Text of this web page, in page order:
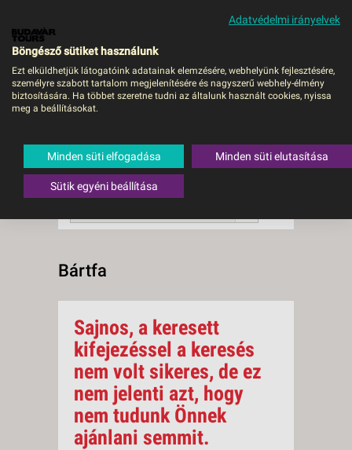
MENÜ
Bártfa
megfelelő utazásttaláltunk.
A keresővel tovább szűkítheti a
találati listát!
RENDEZÉS:
Bártfa
Sajnos, a keresett
kifejezéssel a keresés
nem volt sikeres, de ez
nem jelenti azt, hogy
nem tudunk Önnek
ajánlani semmit.
Adatvédelmi irányelvek
Böngésző sütiket használunk
Ezt elküldhetjük látogatóink adatainak elemzésére, webhelyünk fejlesztésére,
személyre szabott tartalom megjelenítésére és nagyszerű webhely-élmény
biztosítására. Ha többet szeretne tudni az általunk használt cookies, nyissa
meg a beállításokat.
Minden süti elfogadása Minden süti elutasítása
Sütik egyéni beállítása